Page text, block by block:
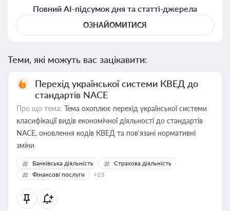
Повний AI-підсумок дня та статті-джерела
ОЗНАЙОМИТИСЯ
Теми, які можуть вас зацікавити:
Перехід української системи КВЕД до
стандартів NACE
Про що тема: Тема охоплює перехід української системи
класифікації видів економічної діяльності до стандартів
NACE, оновлення кодів КВЕД та пов'язані нормативні
зміни
Банківська діяльність
Страхова діяльність
Фінансові послуги
+13